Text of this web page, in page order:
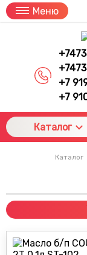
Меню
+7
+7
Каталог
Каталог